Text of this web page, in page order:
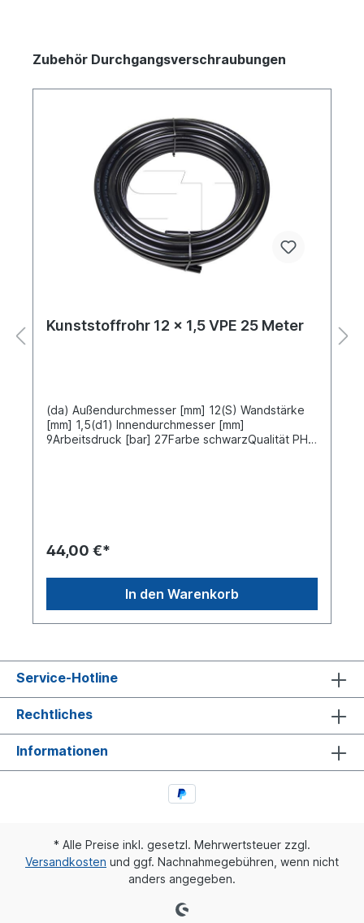
Zubehör Durchgangsverschraubungen
Kunststoffrohr 12 x 1,5 VPE 25 Meter
(da) Außendurchmesser [mm] 12(S) Wandstärke
[mm] 1,5(d1) Innendurchmesser [mm]
9Arbeitsdruck [bar] 27Farbe schwarzQualität PHL
44,00 €*
In den Warenkorb
Service-Hotline
Rechtliches
Informationen
* Alle Preise inkl. gesetzl. Mehrwertsteuer zzgl.
Versandkosten und ggf. Nachnahmegebühren, wenn nicht
anders angegeben.